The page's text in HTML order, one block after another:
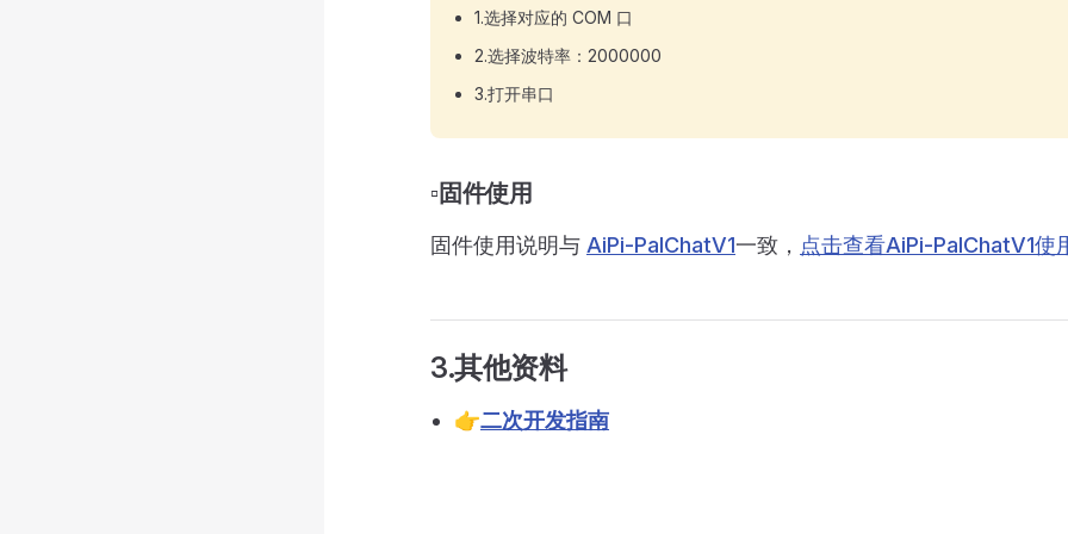
1.选择对应的 COM 口
2.选择波特率：2000000
3.打开串口
▫️固件使用
固件使用说明与 AiPi-PalChatV1一致， 点击查看AiPi-PalChatV1使
3.其他资料
👉二次开发指南